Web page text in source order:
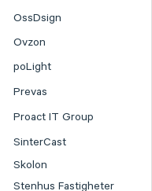
OssDsign
Ovzon
poLight
Prevas
Proact IT Group
SinterCast
Skolon
Stenhus Fastigheter